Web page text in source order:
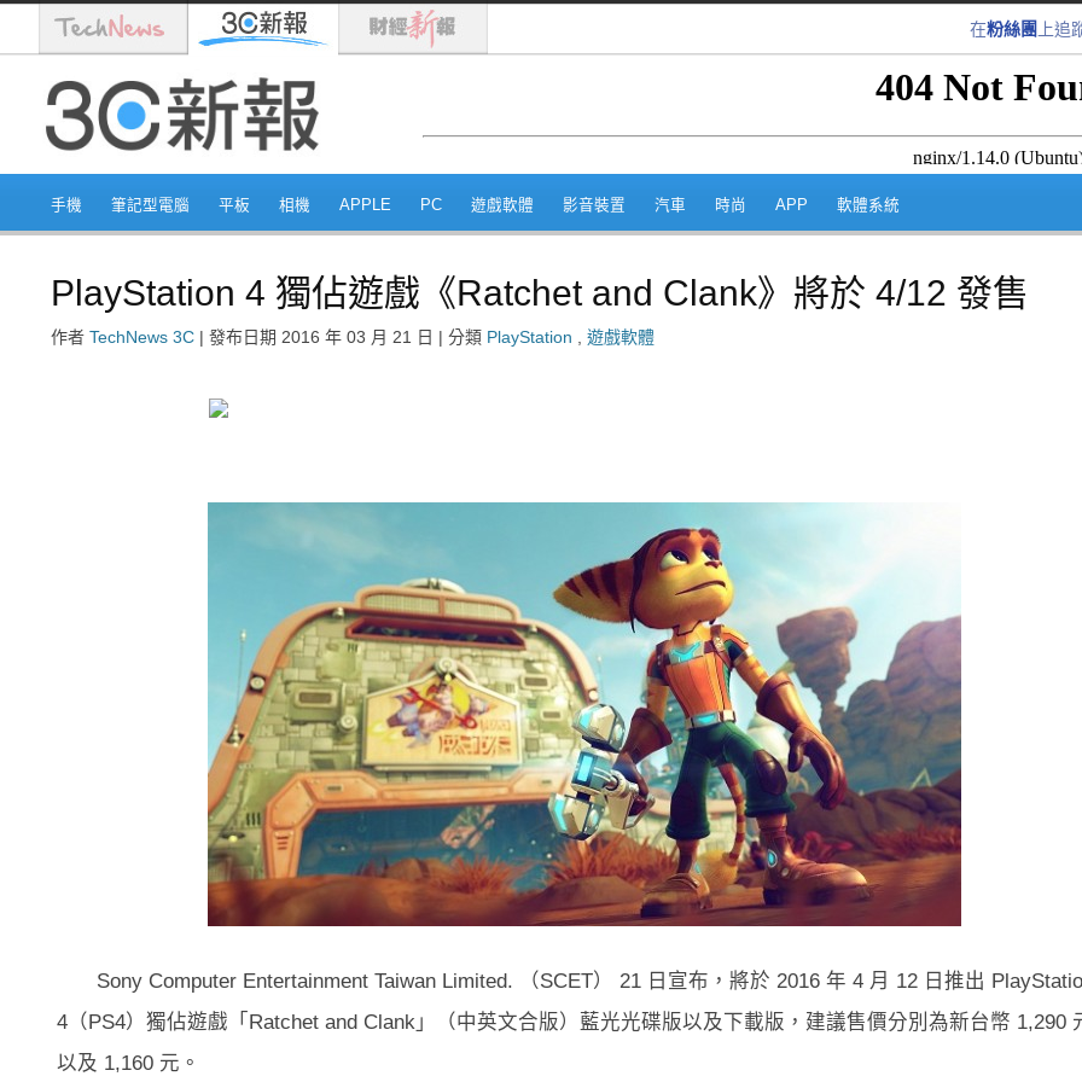
在粉絲團 上追
跳至內容區
手機 筆記型電腦 平板 相機 APPLE PC 遊戲軟體 影音裝置 汽車 時尚 APP 軟體系統
PlayStation 4 獨佔遊戲《Ratchet and Clank》將於 4/12 發售
作者 TechNews 3C | 發布日期 2016 年 03 月 21 日 | 分類 PlayStation 遊戲軟體
Sony Computer Entertainment Taiwan Limited. （SCET） 21 日宣布，將於 2016 年 4 月 12 日推出
4（PS4）獨佔遊戲「Ratchet and Clank」（中英文合版）藍光光碟版以及下載版，建議售價分別為新台幣 1,290
以及 1,160 元。